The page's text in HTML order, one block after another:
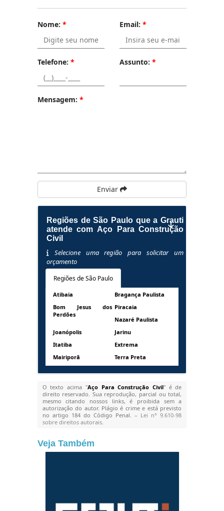
Nome: * Email: *
Telefone: * Assunto: *
Mensagem: *
Enviar
Regiões de São Paulo que a Grauti
atende com Aço Para Construção
Civil
Selecione uma região para solicitar um
orçamento
Regiões de São Paulo
Atibaia
Bragança Paulista
Bom Jesus dos
Perdões
Piracaia
Nazaré Paulista
Joanópolis
Jarinu
Itatiba
Extrema
Mairiporã
Terra Preta
O texto acima "Aço Para Construção Civil" é de
direito reservado. Sua reprodução, parcial ou total,
mesmo citando nossos links, é proibida sem a
autorização do autor. Plágio é crime e está previsto
no artigo 184 do Código Penal. – Lei n° 9.610-98
sobre direitos autorais.
Veja Também